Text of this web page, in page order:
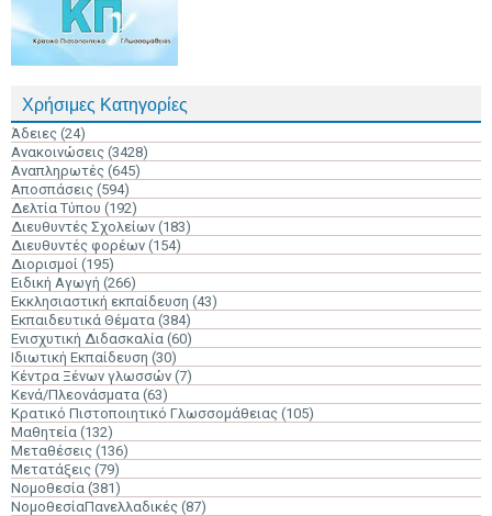
Χρήσιμες Κατηγορίες
Άδειες (24)
Ανακοινώσεις (3428)
Αναπληρωτές (645)
Αποσπάσεις (594)
Δελτία Τύπου (192)
Διευθυντές Σχολείων (183)
Διευθυντές φορέων (154)
Διορισμοί (195)
Ειδική Αγωγή (266)
Εκκλησιαστική εκπαίδευση (43)
Εκπαιδευτικά Θέματα (384)
Ενισχυτική Διδασκαλία (60)
Ιδιωτική Εκπαίδευση (30)
Κέντρα Ξένων γλωσσών (7)
Κενά/Πλεονάσματα (63)
Κρατικό Πιστοποιητικό Γλωσσομάθειας (105)
Μαθητεία (132)
Μεταθέσεις (136)
Μετατάξεις (79)
Νομοθεσία (381)
ΝομοθεσίαΠανελλαδικές (87)